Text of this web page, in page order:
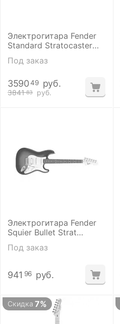
Электрогитара Fender
Standard Stratocaster
Под заказ
3841 83 руб.
3590 49 руб.
Электрогитара Fender
Squier Bullet Strat
Tremolo HSS Brown
Sunburst
Под заказ
941 96 руб.
Скидка 7%